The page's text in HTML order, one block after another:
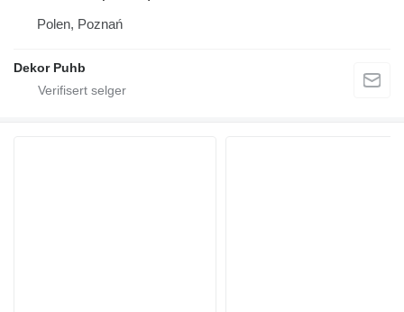
Polen, Poznań
Dekor Puhb